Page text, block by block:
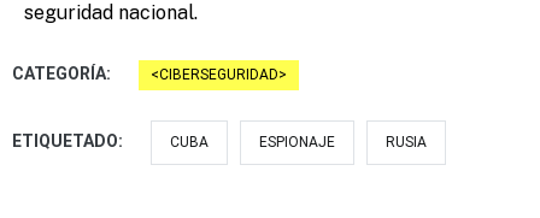
seguridad nacional.
CATEGORÍA: CIBERSEGURIDAD
ETIQUETADO: CUBA ESPIONAJE RUSIA